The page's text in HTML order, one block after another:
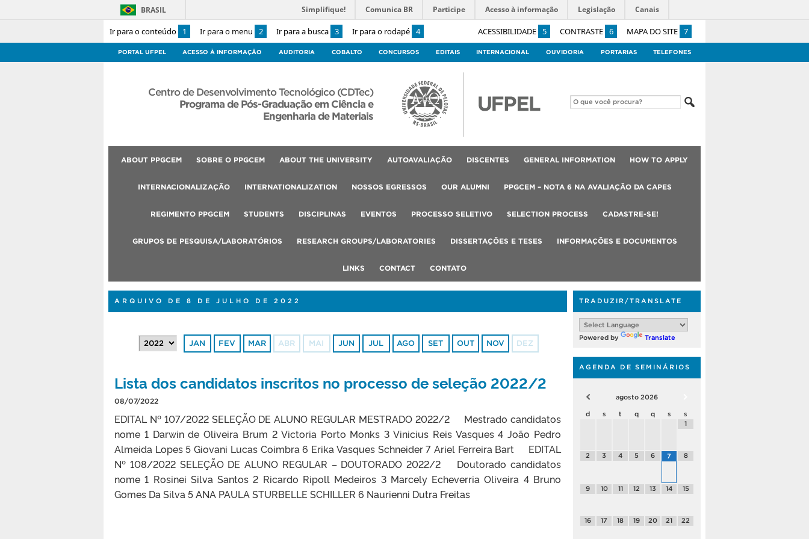
Ir para o conteúdo 1 Ir para o menu 2 Ir para a busca 3 Ir para o rodapé 4 ACESSIBILIDADE 5 CONTRASTE 6 MAPA DO SITE 7
BRASIL Simplifique! Comunica BR Participe Acesso à informação Legislação Canais
PORTAL UFPEL ACESSO À INFORMAÇÃO AUDITORIA COBALTO CONCURSOS EDITAIS INTERNACIONAL OUVIDORIA PORTARIAS TELEFONES
Centro de Desenvolvimento Tecnológico (CDTec)
Programa de Pós-Graduação em Ciência e
Engenharia de Materiais
ABOUT PPGCEM SOBRE O PPGCEM ABOUT THE UNIVERSITY AUTOAVALIAÇÃO DISCENTES GENERAL INFORMATION HOW TO APPLY
INTERNACIONALIZAÇÃO INTERNATIONALIZATION NOSSOS EGRESSOS OUR ALUMNI PPGCEM – NOTA 6 NA AVALIAÇÃO DA CAPES
REGIMENTO PPGCEM STUDENTS DISCIPLINAS EVENTOS PROCESSO SELETIVO SELECTION PROCESS CADASTRE-SE!
GRUPOS DE PESQUISA/LABORATÓRIOS RESEARCH GROUPS/LABORATORIES DISSERTAÇÕES E TESES INFORMAÇÕES E DOCUMENTOS
LINKS CONTACT CONTATO
ARQUIVO DE 8 DE JULHO DE 2022
JAN FEV MAR ABR MAI JUN JUL AGO SET OUT NOV DEZ
Lista dos candidatos inscritos no processo de seleção 2022/2
08/07/2022
EDITAL Nº 107/2022 SELEÇÃO DE ALUNO REGULAR MESTRADO 2022/2 Mestrado candidatos
nome 1 Darwin de Oliveira Brum 2 Victoria Porto Monks 3 Vinicius Reis Vasques 4 João Pedro
Almeida Lopes 5 Giovani Lucas Coimbra 6 Erika Vasques Schneider 7 Ariel Ferreira Bart EDITAL
Nº 108/2022 SELEÇÃO DE ALUNO REGULAR – DOUTORADO 2022/2 Doutorado candidatos
nome 1 Rosinei Silva Santos 2 Ricardo Ripoll Medeiros 3 Marcely Echeverria Oliveira 4 Bruno
Gomes Da Silva 5 ANA PAULA STURBELLE SCHILLER 6 Naurienni Dutra Freitas
TRADUZIR/TRANSLATE
Powered by Translate
AGENDA DE SEMINÁRIOS
agosto 2026
d s t q q s
s
1
2 3 4 5 6 7 8
9 10 11 12 13 14 15
16 17 18 19 20 21 22